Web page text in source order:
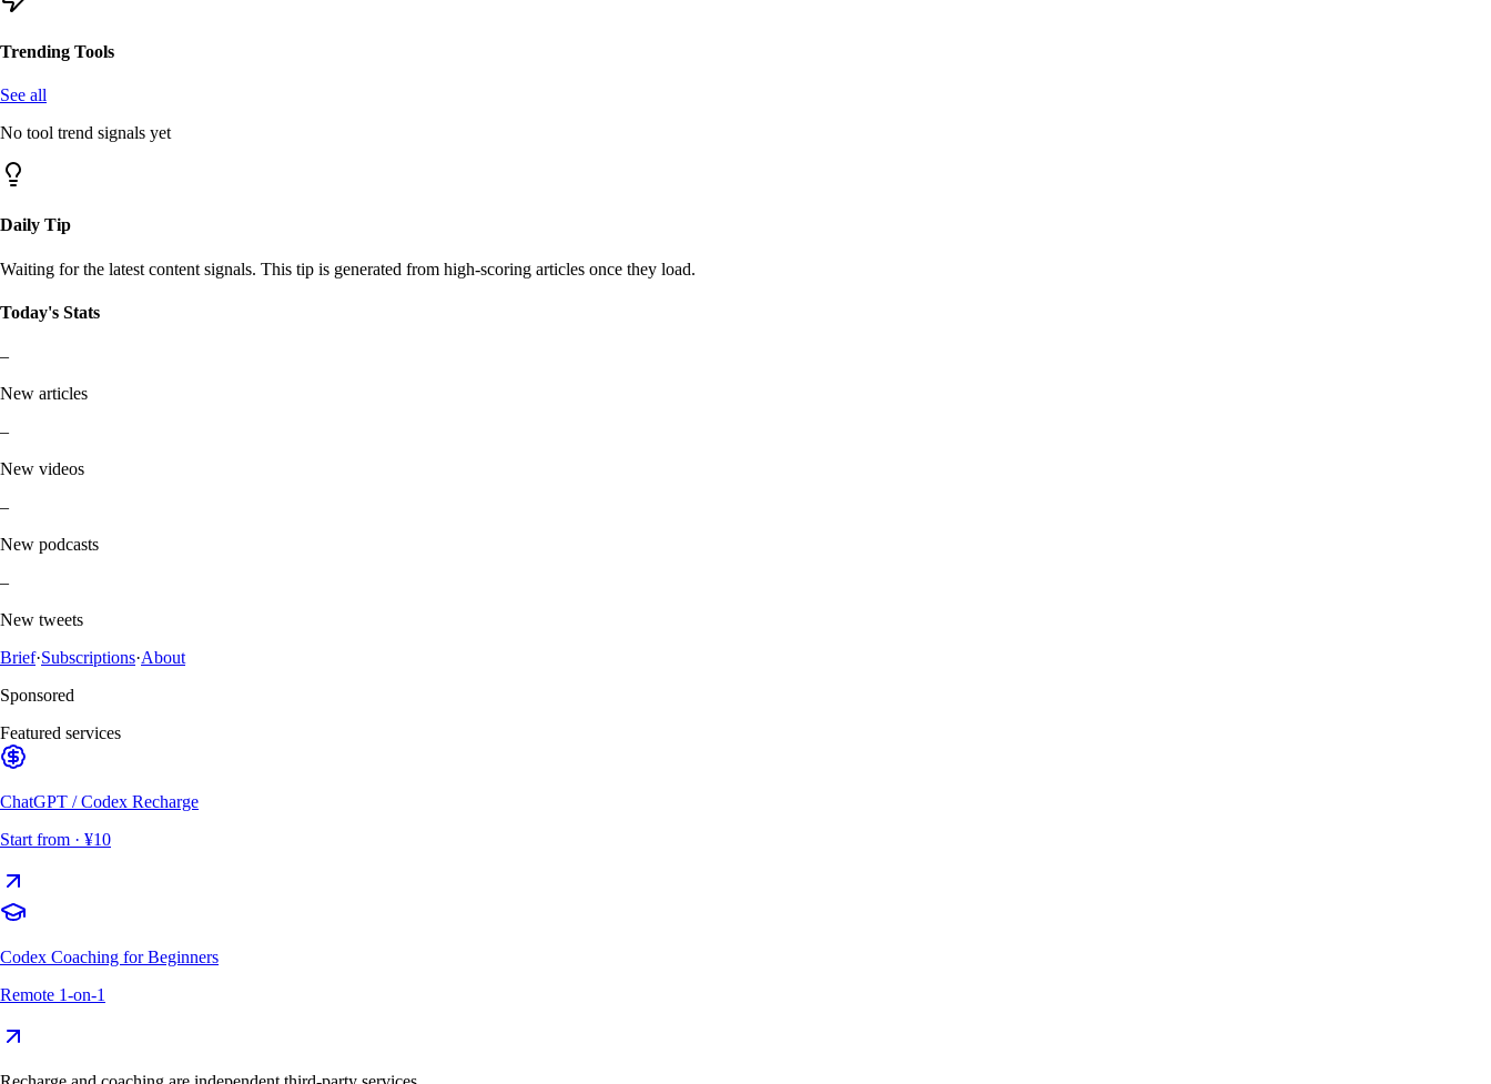
Trending Tools
See all
No tool trend signals yet
Daily Tip
Waiting for the latest content signals. This tip is generated from high-scoring articles once they load.
Today's Stats
–
New articles
–
New videos
–
New podcasts
–
New tweets
Brief·Subscriptions·About
Sponsored
Featured services
ChatGPT / Codex Recharge
Start from · ¥10
Codex Coaching for Beginners
Remote 1-on-1